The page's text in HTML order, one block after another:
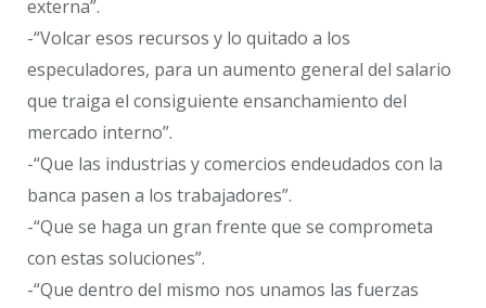
externa”.
-“Volcar esos recursos y lo quitado a los
especuladores, para un aumento general del salario
que traiga el consiguiente ensanchamiento del
mercado interno”.
-“Que las industrias y comercios endeudados con la
banca pasen a los trabajadores”.
-“Que se haga un gran frente que se comprometa
con estas soluciones”.
-“Que dentro del mismo nos unamos las fuerzas